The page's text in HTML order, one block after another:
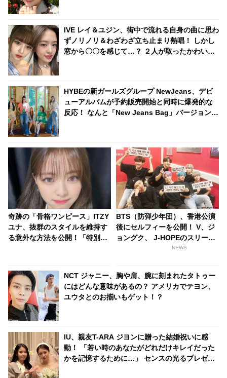
IVE レイ＆ユジン、街中で流れる自身の曲に思わ
ずノリノリ＆わざわざ立ち止まり熱唱！ しかし
窓から〇〇を感じて…？ ２人が取ったかわいら
HYBEの新ガールズグループ NewJeans、デビ
ューアルバムが予約販売開始と同時に爆発的な
反応！ なんと「New Jeans Bag」バージョンは
奇跡の「骨格ワンピース」ITZY
ユナ、抜群のスタイルを維持す
る意外な方法を公開！「特別な
BTS（防弾少年団）、香港公演
後にセルフィーを公開！ V、ジ
ョングク、 J-HOPEのスリーシ
ョットにファンもメロメロ
NEWS
NCT ジャニー、胸や肩、腕に刻まれたタトゥー
にはどんな意味があるの？ アメリカでテヨン、
ユウタとのお揃いもゲット！？
IU、親友T-ARA ジヨンに贈った結婚祝いに感
動！ 「若い時のあなたがどれだけキレイだった
かを記憶するために…」 センスの光るプレゼン